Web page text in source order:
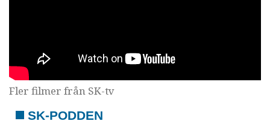
Fler filmer från SK-tv
SK-PODDEN